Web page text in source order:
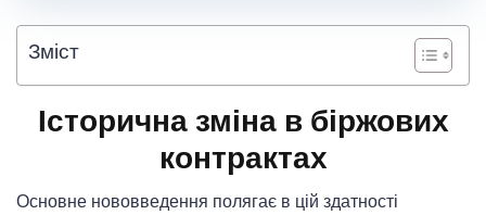
Зміст
Історична зміна в біржових
контрактах
Основне нововведення полягає в цій здатності